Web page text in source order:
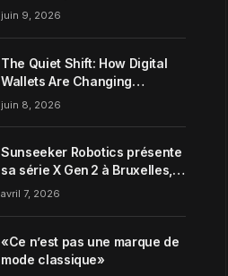
Systems Analysis of
juin 9, 2026
The Quiet Shift: How Digital
Wallets Are Changing
Everyday Money Habits in the
juin 8, 2026
Sunseeker Robotics présente
sa série X Gen 2 à Bruxelles,
incarnant parfaitement le
avril 7, 2026
«Ce n’est pas une marque de
mode classique»